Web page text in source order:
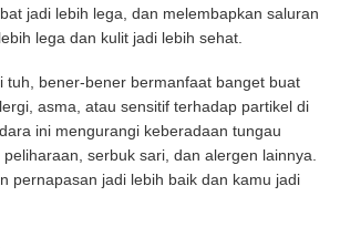
jadi lebih lega, dan melembapkan saluran
lega dan kulit jadi lebih sehat.
tuh, bener-bener bermanfaat banget buat
asma, atau sensitif terhadap partikel di
ini mengurangi keberadaan tungau
serbuk sari, dan alergen lainnya.
pernapasan jadi lebih baik dan kamu jadi